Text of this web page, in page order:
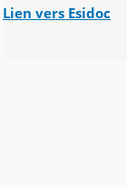
Lien vers Esidoc